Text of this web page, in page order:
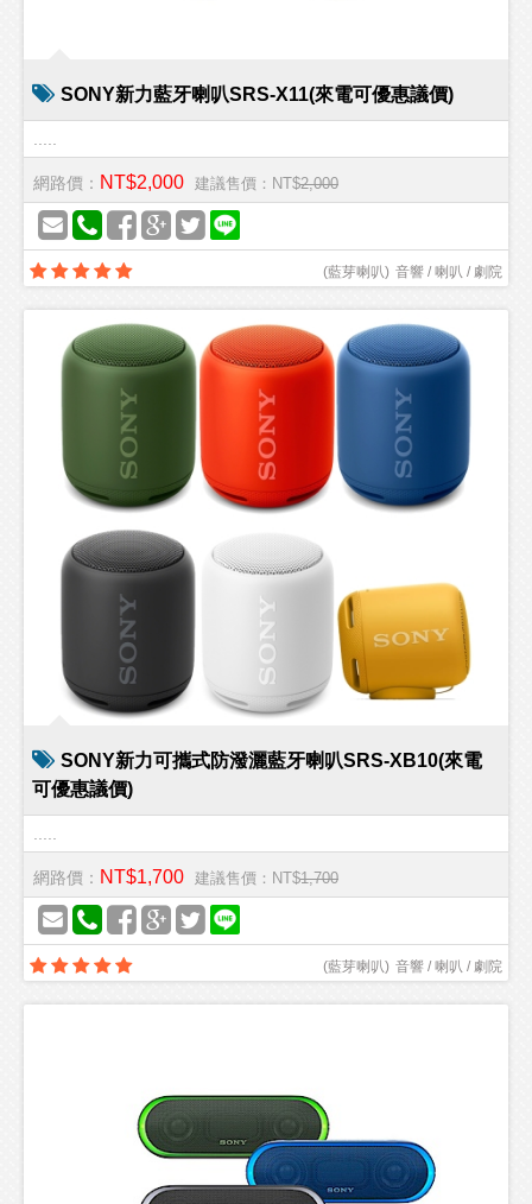
SONY新力藍牙喇叭SRS-X11(來電可優惠議價)
網路價： NT$2,000 建議售價：NT$2,000
音響 / 喇叭 / 劇院
(藍芽喇叭)
SONY新力可攜式防潑灑藍牙喇叭SRS-XB10(來電
可優惠議價)
網路價： NT$1,700 建議售價：NT$1,700
音響 / 喇叭 / 劇院
(藍芽喇叭)